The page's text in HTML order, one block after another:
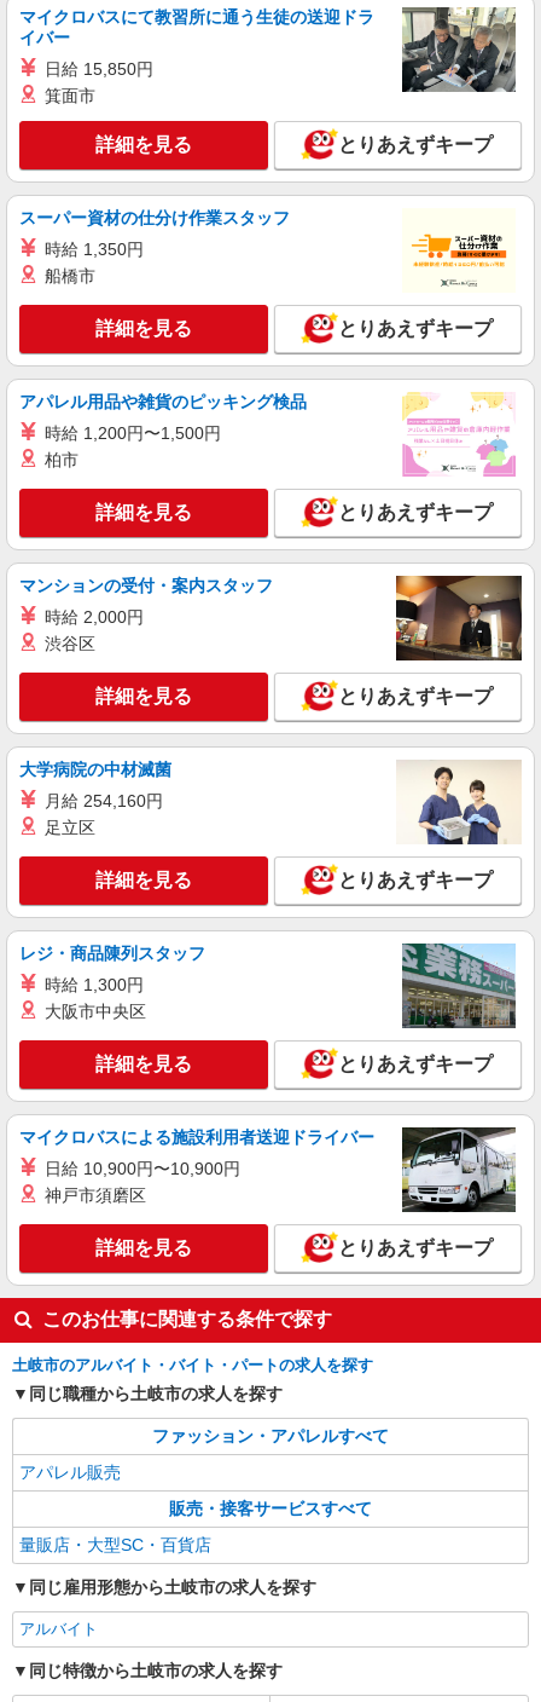
時給：1,500円（学生アルバイトなど扶養範囲
内勤務の方） ★繁忙期は時給アップあり！
DIESEL OUTLET土岐 （岐阜県土岐市土岐ヶ
丘1丁目2番地 土岐プレミアム・アウトレット
策】 屋内原則禁煙（喫煙室あり）
キープ 詳細を見る
正社員
DIESEL OUTLET 土岐
月給220,000円〜280,000円 （経験・能力によ
月給250,000円 別途、残業代全額支給 (社会人経
験2年、アパレル経験あり)
DIESEL OUTLET 土岐 （岐阜県土岐市土岐ヶ
丘1丁目2番地 土岐ﾌﾟﾚﾐｱﾑ･ｱｳﾄﾚｯﾄ NO.760） マイ
カー通勤OK！★ 【受動喫煙防止対策】 屋内原則
禁煙（喫煙室あり）
キープ 詳細を見る
アルバイト
販売スタッフ、在庫管理スタッフ
［アルバイト・パート］時給1,300円〜 ※6か
月間の試用期間も同額！！
岐阜県土岐市土岐ヶ丘1-2 土岐プレミアム・
キープ 詳細を見る
アルバイト パート 契約社員
Salomon
アパレル・アウトドア販売スタッフ
［アルバイト・パート］時給1,200円〜1,400円
［契約社員］月給190,000円〜400,000円 ※経験・
岐阜県土岐市土岐ヶ丘1-2 土岐プレミアム・
アウトレット
キープ 詳細を見る
アルバイト パート
Samsonite
キャリーケース、鞄の販売スタッフ
［アルバイト・パート］時給1,200円 〜
岐阜県土岐市土岐ヶ丘1-2 土岐プレミアム・
キープ 詳細を見る
アウトドアブランドショップ［ミレー］の販売
スタッフ
間（3ヶ月間）：時給1,300円
岐阜県土岐市土岐ヶ丘1-2 土岐プレミアム・
Callaway
［フルタイム］ 給与：1,300円〜1,700円 ［パ
慮） ※試用期間有り（2〜3ヶ月）あり：同条件
※経験・能力により優遇します
岐阜県土岐市土岐ヶ丘1-2 土岐プレミアム・
アウトレット
マイクロバスにて教習所に通う生徒の送迎ドラ
イバー
日給 15,850円
箕面市
詳細を見る とりあえずキープ
スーパー資材の仕分け作業スタッフ
時給 1,350円
船橋市
詳細を見る とりあえずキープ
アパレル用品や雑貨のピッキング検品
時給 1,200円〜1,500円
柏市
詳細を見る とりあえずキープ
マンションの受付・案内スタッフ
時給 2,000円
渋谷区
詳細を見る とりあえずキープ
大学病院の中材滅菌
月給 254,160円
足立区
詳細を見る とりあえずキープ
レジ・商品陳列スタッフ
時給 1,300円
大阪市中央区
詳細を見る とりあえずキープ
マイクロバスによる施設利用者送迎ドライバー
日給 10,900円〜10,900円
神戸市須磨区
詳細を見る とりあえずキープ
このお仕事に関連する条件で探す
土岐市のアルバイト・バイト・パートの求人を探す
同じ職種から土岐市の求人を探す
ファッション・アパレルすべて
アパレル販売
販売・接客サービスすべて
量販店・大型SC・百貨店
同じ雇用形態から土岐市の求人を探す
アルバイト
同じ特徴から土岐市の求人を探す